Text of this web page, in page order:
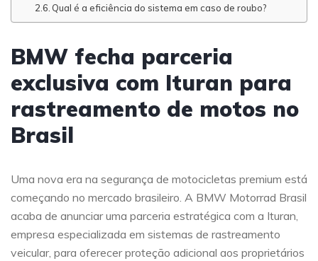
Qual é a eficiência do sistema em caso de roubo?
BMW fecha parceria
exclusiva com Ituran para
rastreamento de motos no
Brasil
Uma nova era na segurança de motocicletas premium está
começando no mercado brasileiro. A BMW Motorrad Brasil
acaba de anunciar uma parceria estratégica com a Ituran,
empresa especializada em sistemas de rastreamento
veicular, para oferecer proteção adicional aos proprietários